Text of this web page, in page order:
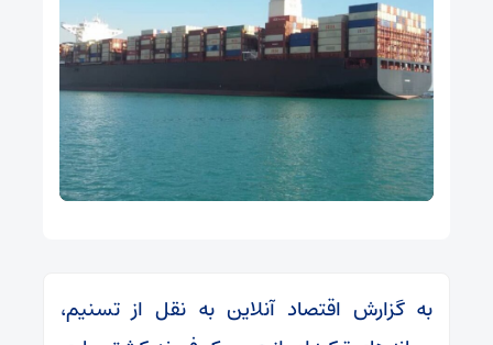
به گزارش اقتصاد آنلاین به نقل از تسنیم،